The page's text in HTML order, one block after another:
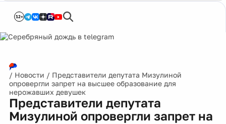
12+
/ Новости / Представители депутата Мизулиной
опровергли запрет на высшее образование для
нерожавших девушек
Представители депутата
Мизулиной опровергли запрет на